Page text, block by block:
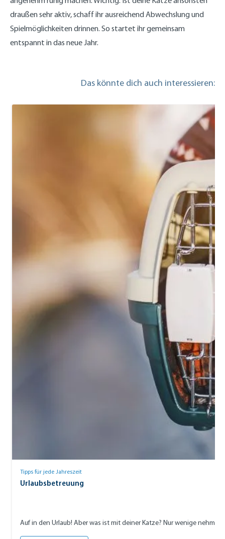
draußen sehr aktiv, schaff ihr ausreichend Abwechslung und
Spielmöglichkeiten drinnen. So startet ihr gemeinsam
entspannt in das neue Jahr.
Das könnte dich auch interessieren:
Tipps für jede Jahreszeit
Urlaubsbetreuung
Auf in den Urlaub! Aber was ist mit deiner Katze? Nur wenige